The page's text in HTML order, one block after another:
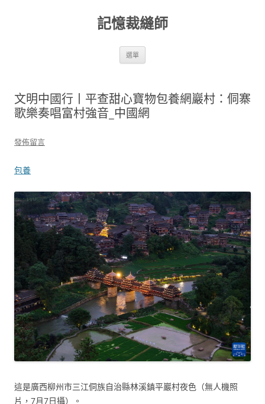
記憶裁縫師
選單
文明中國行丨平查甜心寶物包養網巖村：侗寨
歌樂奏唱富村強音_中國網
發佈留言
包養
這是廣西柳州市三江侗族自治縣林溪鎮平巖村夜色（無人機照
片，7月7日攝）。